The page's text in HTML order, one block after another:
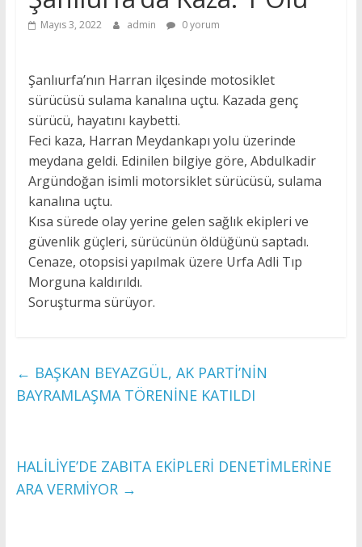
Mayıs 3, 2022 admin 0 yorum
Şanlıurfa’nın Harran ilçesinde motosiklet
sürücüsü sulama kanalına uçtu. Kazada genç
sürücü, hayatını kaybetti.
Feci kaza, Harran Meydankapı yolu üzerinde
meydana geldi. Edinilen bilgiye göre, Abdulkadir
Argündoğan isimli motorsiklet sürücüsü, sulama
kanalına uçtu.
Kısa sürede olay yerine gelen sağlık ekipleri ve
güvenlik güçleri, sürücünün öldüğünü saptadı.
Cenaze, otopsisi yapılmak üzere Urfa Adli Tıp
Morguna kaldırıldı.
Soruşturma sürüyor.
← BAŞKAN BEYAZGÜL, AK PARTİ’NİN
BAYRAMLAŞMA TÖRENİNE KATILDI
HALİLİYE’DE ZABITA EKİPLERİ DENETİMLERİNE
ARA VERMİYOR →